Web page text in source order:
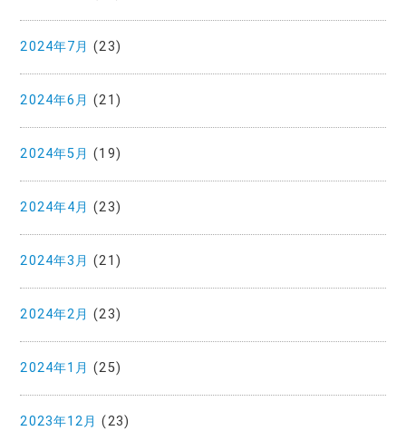
2024年7月 (23)
2024年6月 (21)
2024年5月 (19)
2024年4月 (23)
2024年3月 (21)
2024年2月 (23)
2024年1月 (25)
2023年12月 (23)